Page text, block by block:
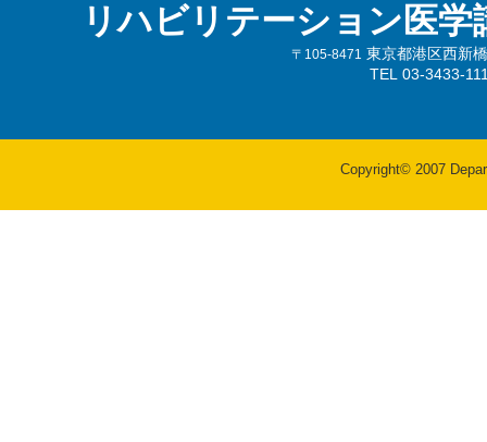
リハビリテーション医学
〒105-8471
東京都港区西新
TEL 03-3433-
Copyright© 2007